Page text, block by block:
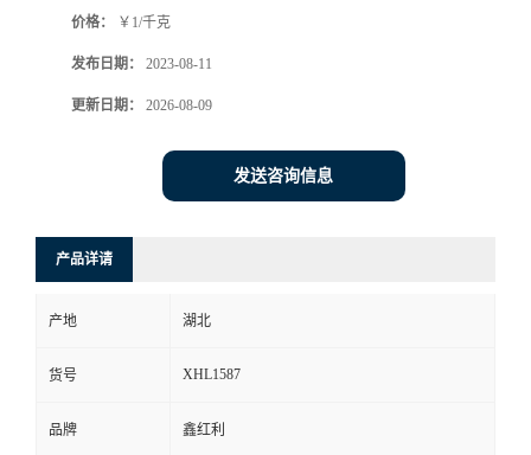
价格： ￥1/千克
发布日期： 2023-08-11
更新日期： 2026-08-09
发送咨询信息
产品详请
产地 湖北
货号 XHL1587
品牌 鑫红利